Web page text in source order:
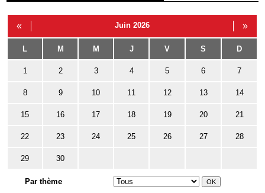
« Juin 2026 »
L M M J V S D
1 2 3 4 5 6 7
8 9 10 11 12 13 14
15 16 17 18 19 20 21
22 23 24 25 26 27 28
29 30
Par thème